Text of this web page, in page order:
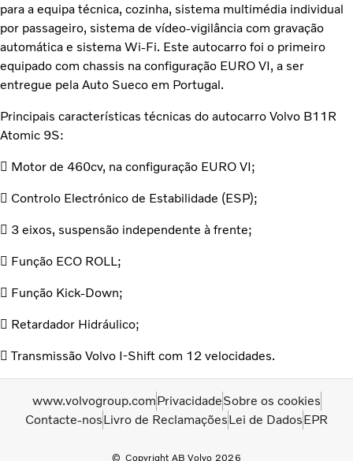
para a equipa técnica, cozinha, sistema multimédia individual
por passageiro, sistema de vídeo-vigilância com gravação
automática e sistema Wi-Fi. Este autocarro foi o primeiro
equipado com chassis na configuração EURO VI, a ser
entregue pela Auto Sueco em Portugal.
Principais características técnicas do autocarro Volvo B11R
Atomic 9S:
 Motor de 460cv, na configuração EURO VI;
 Controlo Electrónico de Estabilidade (ESP);
 3 eixos, suspensão independente à frente;
 Função ECO ROLL;
 Função Kick-Down;
 Retardador Hidráulico;
 Transmissão Volvo I-Shift com 12 velocidades.
Copyright AB Volvo 2026
www.volvogroup.comPrivacidadeSobre os cookies
Contacte-nosLivro de ReclamaçõesLei de DadosEPR